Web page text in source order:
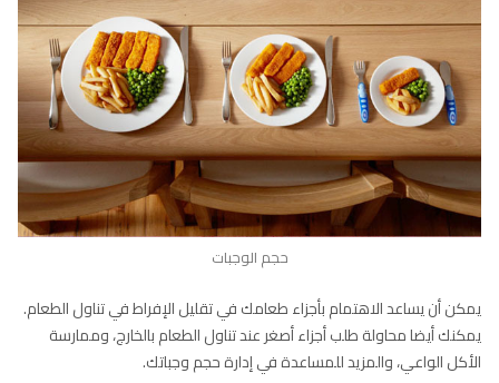
حجم الوجبات
يمكن أن يساعد الاهتمام بأجزاء طعامك في تقليل الإفراط في تناول الطعام.
يمكنك أيضا محاولة طلب أجزاء أصغر عند تناول الطعام بالخارج، وممارسة
الأكل الواعي، والمزيد للمساعدة في إدارة حجم وجباتك.